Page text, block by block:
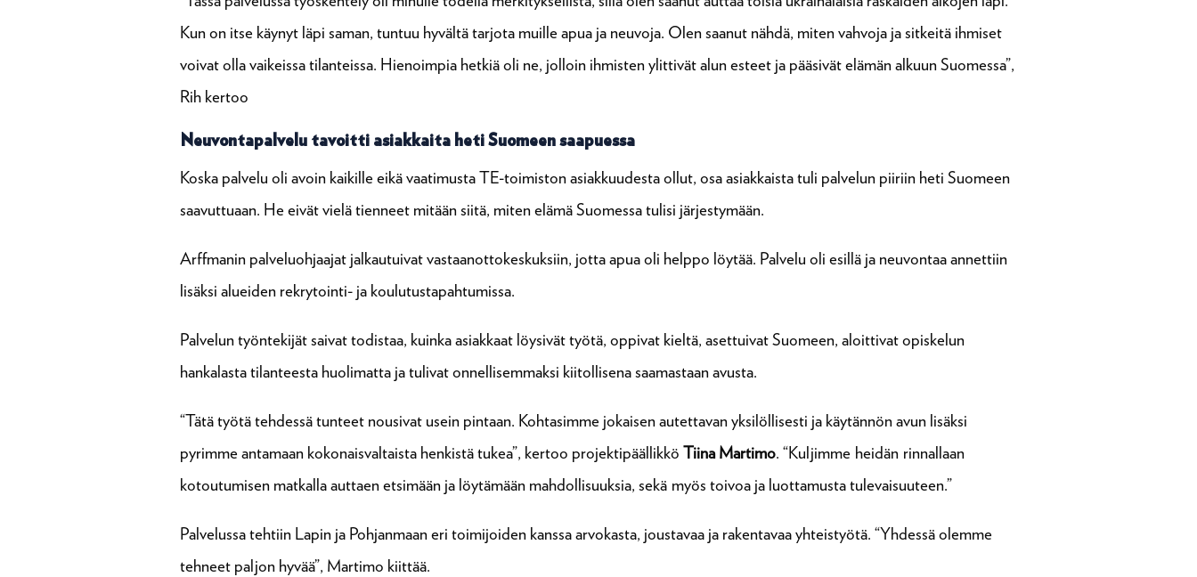
Kun on itse käynyt läpi saman, tuntuu hyvältä tarjota muille apua ja neuvoja. Olen saanut nähdä, miten vahvoja ja sitkeitä ihmiset
voivat olla vaikeissa tilanteissa. Hienoimpia hetkiä oli ne, jolloin ihmisten ylittivät alun esteet ja pääsivät elämän alkuun Suomessa”,
Rih kertoo
Neuvontapalvelu tavoitti asiakkaita heti Suomeen saapuessa
Koska palvelu oli avoin kaikille eikä vaatimusta TE-toimiston asiakkuudesta ollut, osa asiakkaista tuli palvelun piiriin heti Suomeen
saavuttuaan. He eivät vielä tienneet mitään siitä, miten elämä Suomessa tulisi järjestymään.
Arffmanin palveluohjaajat jalkautuivat vastaanottokeskuksiin, jotta apua oli helppo löytää. Palvelu oli esillä ja neuvontaa annettiin
lisäksi alueiden rekrytointi- ja koulutustapahtumissa.
Palvelun työntekijät saivat todistaa, kuinka asiakkaat löysivät työtä, oppivat kieltä, asettuivat Suomeen, aloittivat opiskelun
hankalasta tilanteesta huolimatta ja tulivat onnellisemmaksi kiitollisena saamastaan avusta.
“Tätä työtä tehdessä tunteet nousivat usein pintaan. Kohtasimme jokaisen autettavan yksilöllisesti ja käytännön avun lisäksi
pyrimme antamaan kokonaisvaltaista henkistä tukea”, kertoo projektipäällikkö Tiina Martimo. “Kuljimme heidän rinnallaan
kotoutumisen matkalla auttaen etsimään ja löytämään mahdollisuuksia, sekä myös toivoa ja luottamusta tulevaisuuteen.”
Palvelussa tehtiin Lapin ja Pohjanmaan eri toimijoiden kanssa arvokasta, joustavaa ja rakentavaa yhteistyötä. “Yhdessä olemme
tehneet paljon hyvää”, Martimo kiittää.